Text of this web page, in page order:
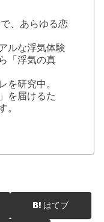
、あらゆる恋
ルな浮気体験
「浮気の真
を研究中。
を届けるた
。
はてブ